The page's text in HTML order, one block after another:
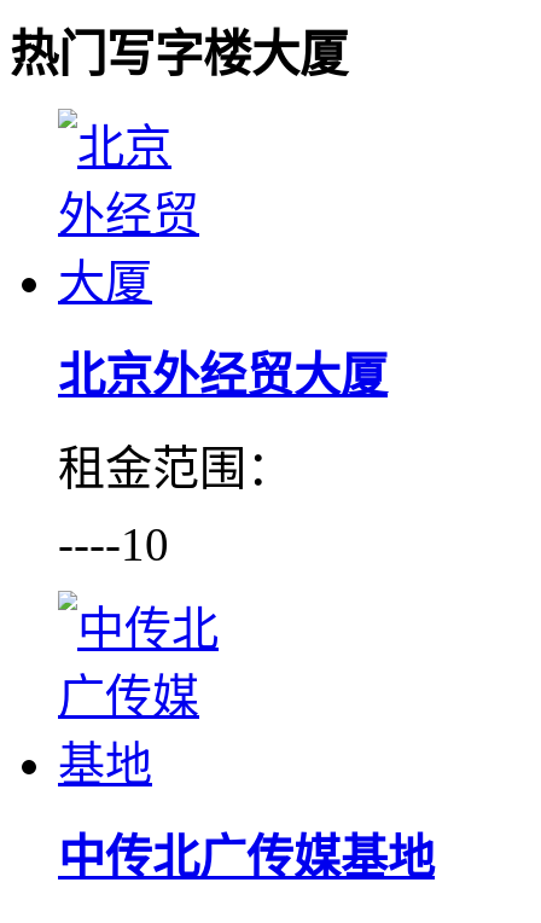
热门写字楼大厦
北京外经贸大厦
租金范围：
----10
中传北广传媒基地